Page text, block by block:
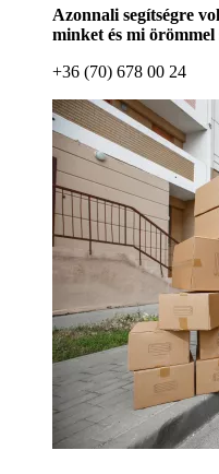
Azonnali segítségre
minket és mi
+36 (70) 678 00 24